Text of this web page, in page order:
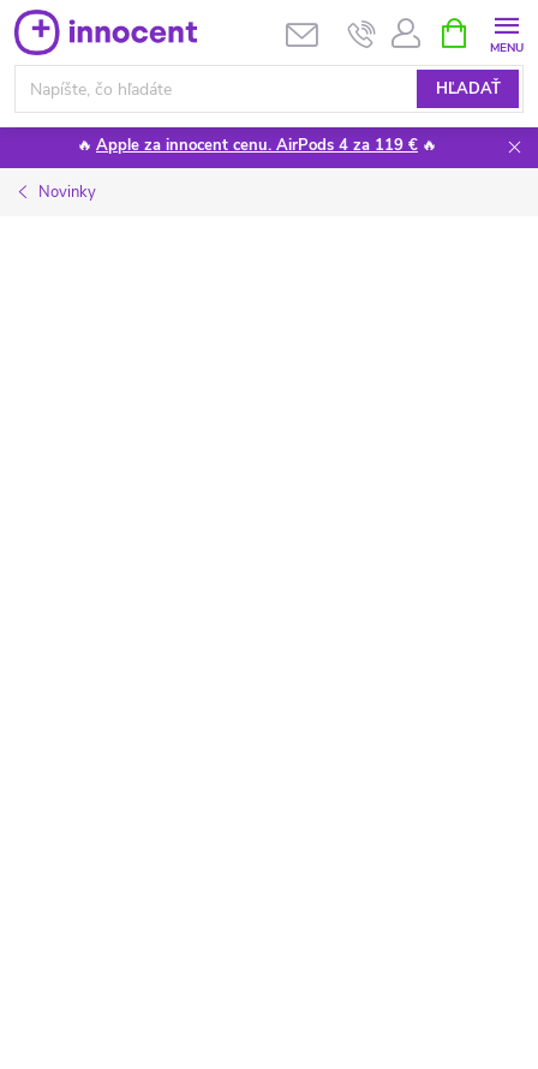
Prejsť
na
obsah
HĽADAŤ
KOŠÍK
🔥 Apple za innocent cenu. AirPods 4 za 119 € 🔥
Novinky